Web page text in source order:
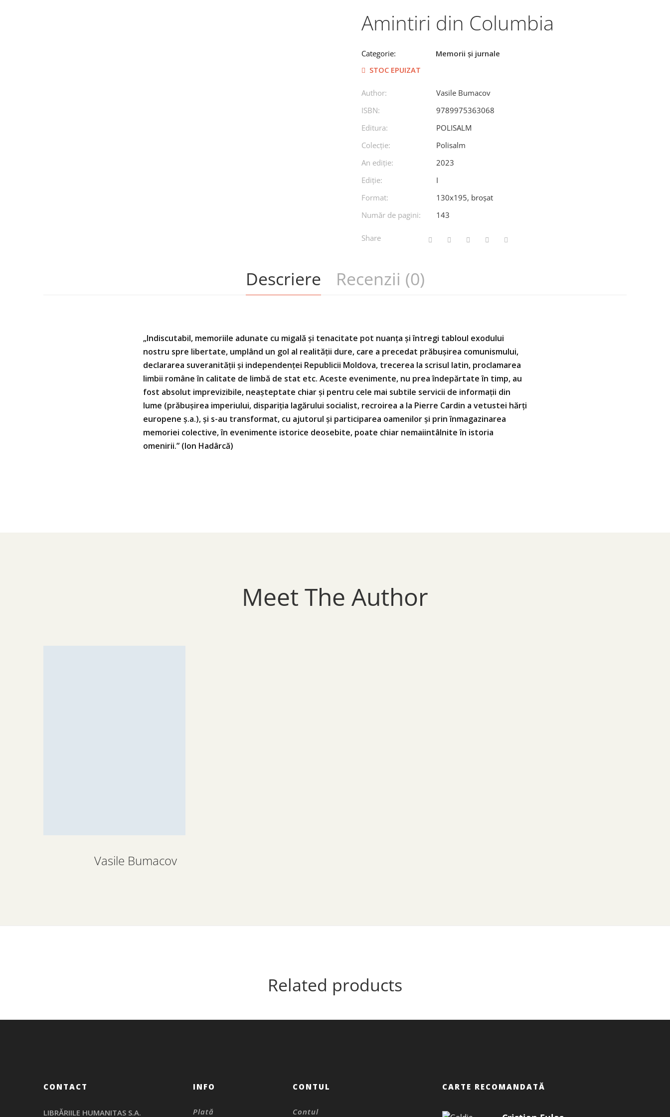
Amintiri din Columbia
Categorie:
Memorii și jurnale
STOC EPUIZAT
Author:
Vasile Bumacov
ISBN:
9789975363068
Editura:
POLISALM
Colecție:
Polisalm
An ediţie:
2023
Ediţie:
I
Format:
130x195, broșat
Număr de pagini:
143
Share
Descriere Recenzii (0)
„Indiscutabil, memoriile adunate cu migală şi tenacitate pot nuanţa şi întregi tabloul exodului
nostru spre libertate, umplând un gol al realităţii dure, care a precedat prăbuşirea comunismului,
declararea suveranităţii şi independenţei Republicii Moldova, trecerea la scrisul latin, proclamarea
limbii române în calitate de limbă de stat etc. Aceste evenimente, nu prea îndepărtate în timp, au
fost absolut imprevizibile, neaşteptate chiar şi pentru cele mai subtile servicii de informații din
lume (prăbușirea imperiului, dispariția lagărului socialist, recroirea a la Pierre Cardin a vetustei hărţi
europene ş.a.), şi s-au transformat, cu ajutorul şi participarea oamenilor şi prin înmagazinarea
memoriei colective, în evenimente istorice deosebite, poate chiar nemaiintâlnite în istoria
omenirii.” (Ion Hadârcă)
Meet The Author
Vasile Bumacov
Related products
CONTACT
LIBRĂRIILE HUMANITAS S.A.
INFO
Plată
CONTUL
Contul
CARTE RECOMANDATĂ